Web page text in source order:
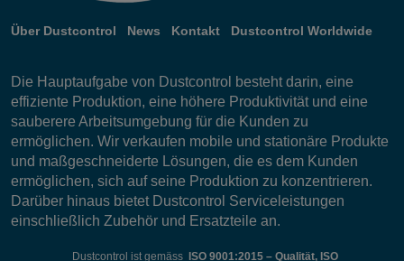
Über Dustcontrol News Kontakt Dustcontrol Worldwide
Die Hauptaufgabe von Dustcontrol besteht darin, eine
effiziente Produktion, eine höhere Produktivität und eine
sauberere Arbeitsumgebung für die Kunden zu
ermöglichen. Wir verkaufen mobile und stationäre Produkte
und maßgeschneiderte Lösungen, die es dem Kunden
ermöglichen, sich auf seine Produktion zu konzentrieren.
Darüber hinaus bietet Dustcontrol Serviceleistungen
einschließlich Zubehör und Ersatzteile an.
Dustcontrol ist gemäss
ISO 9001:2015 – Qualität, ISO